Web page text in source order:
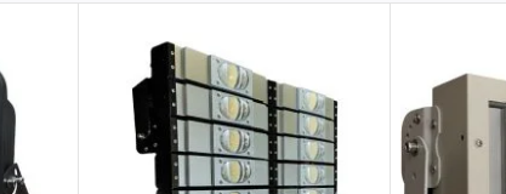
nhanh & giá tận xưởng
để nhận báo giá nhanh
Zalo 2 (Hỗ trợ nhanh)